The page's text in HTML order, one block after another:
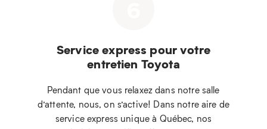
Service express pour votre
entretien Toyota
Pendant que vous relaxez dans notre salle
d’attente, nous, on s’active! Dans notre aire de
service express unique à Québec, nos